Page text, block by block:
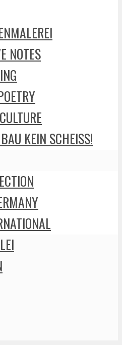
NOTES
KEIN SCHEISS!